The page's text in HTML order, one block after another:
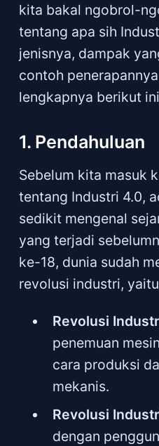
kita bakal ngobrol-
tentang apa sih
jenisnya, dampak
contoh
lengkapnya berikut
1. Pendahuluan
Sebelum kita masuk
tentang Industri 4.0,
sedikit mengenal
yang terjadi
ke-18, dunia sudah
revolusi industri,
Revolusi
penemuan
cara produksi
mekanis.
Revolusi
dengan